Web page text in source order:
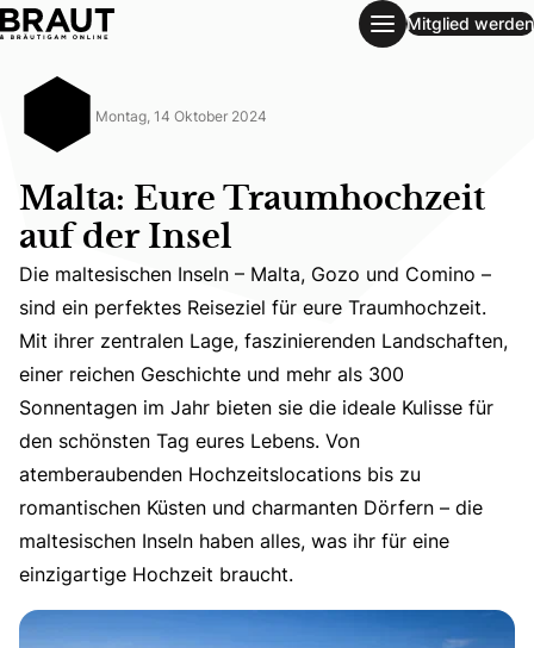
Mitglied werden
Montag, 14 Oktober 2024
Malta: Eure Traumhochzeit
auf der Insel
Die maltesischen Inseln – Malta, Gozo und Comino –
Die maltesischen Inseln – Malta, Gozo und Comino –
sind ein perfektes Reiseziel für eure Traumhochzeit.
Mit ihrer zentralen Lage, faszinierenden Landschaften,
einer reichen Geschichte und mehr als 300
Sonnentagen im Jahr bieten sie die ideale Kulisse für
den schönsten Tag eures Lebens. Von
atemberaubenden Hochzeitslocations bis zu
romantischen Küsten und charmanten Dörfern – die
maltesischen Inseln haben alles, was ihr für eine
einzigartige Hochzeit braucht.